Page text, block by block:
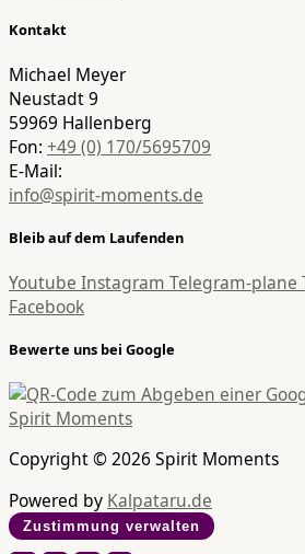
Kontakt
Michael Meyer
Neustadt 9
59969 Hallenberg
Fon: +49 (0) 170/5695709
E-Mail:
info@spirit-moments.de
Bleib auf dem Laufenden
Youtube Instagram Telegram-plane
Facebook
Bewerte uns bei Google
Copyright © 2026 Spirit Moments
Powered by Kalpataru.de
Zustimmung verwalten